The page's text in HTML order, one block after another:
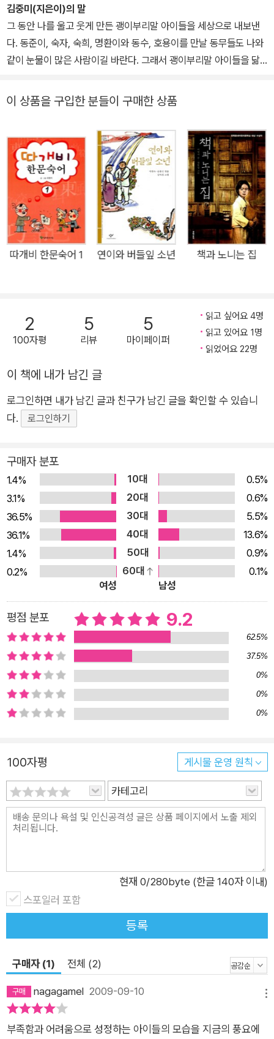
김중미(지은이)의 말
그 동안 나를 울고 웃게 만든 괭이부리말 아이들을 세상으로 내보낸
다. 동준이, 숙자, 숙희, 명환이와 동수, 호용이를 만날 동무들도 나와
같이 눈물이 많은 사람이길 바란다. 그래서 괭이부리말 아이들을 닮
지도 같이 나눌 수 있기를 바란다.
이 상품을 구입한 분들이 구매한 상품
따개비 한문숙어 1 연이와 버들잎 소년 책과 노니는 집
2
100자평
5
리뷰
5
마이페이퍼
읽고 싶어요 4명
읽고 있어요 1명
읽었어요 22명
이 책에 내가 남긴 글
로그인하면 내가 남긴 글과 친구가 남긴 글을 확인할 수 있습니
다.
로그인하기
구매자 분포
1.4% 10대
0.5%
3.1%
20대
0.6%
36.5%
30대
5.5%
36.1%
40대
13.6%
1.4%
50대
0.9%
0.2%
60대
0.1%
여성
남성
평점 분포 9.2
62.5%
37.5%
0%
0%
0%
100자평 게시물 운영 원칙
카테고리
현재 0/280byte (한글 140자 이내)
스포일러 포함
등록
구매자 (1) 전체 (2)
nagagamel 2009-09-10
부족함과 어려움으로 성정하는 아이들의 모습을 지금의 풍요에